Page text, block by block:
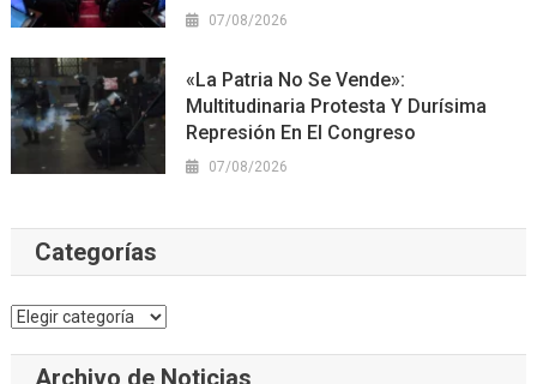
07/08/2026
«La Patria No Se Vende»:
Multitudinaria Protesta Y Durísima
Represión En El Congreso
07/08/2026
Categorías
Categorías
Archivo de Noticias